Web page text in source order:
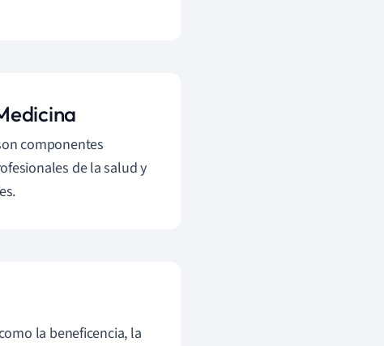
componentes
de la salud y
la beneficencia, la